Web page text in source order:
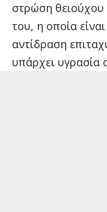
στρώση θειούχου
του, η οποία
αντίδραση
υπάρχει υγρασία